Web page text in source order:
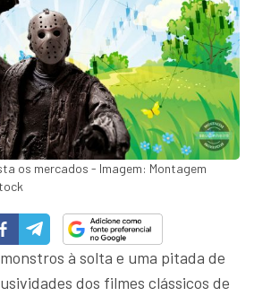
os mercados - Imagem: Montagem
à solta e uma pitada de
dos filmes clássicos de